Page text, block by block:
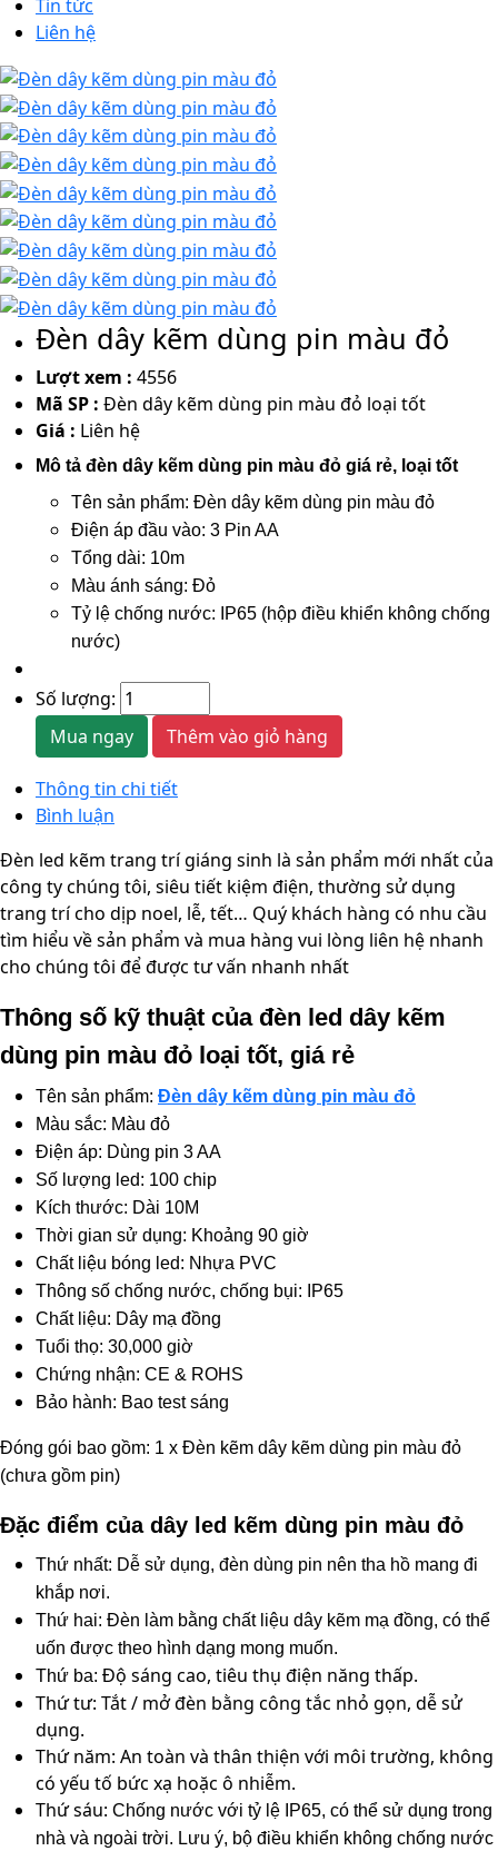
Tin tức
Liên hệ
Đèn dây kẽm dùng pin màu đỏ
Lượt xem : 4556
Mã SP : Đèn dây kẽm dùng pin màu đỏ loại tốt
Giá : Liên hệ
Mô tả đèn dây kẽm dùng pin màu đỏ giá rẻ, loại tốt
Tên sản phẩm: Đèn dây kẽm dùng pin màu đỏ
Điện áp đầu vào: 3 Pin AA
Tổng dài: 10m
Màu ánh sáng: Đỏ
Tỷ lệ chống nước: IP65 (hộp điều khiển không chống
nước)
Số lượng:
Mua ngay
Thêm vào giỏ hàng
Thông tin chi tiết
Bình luận
Đèn led kẽm trang trí giáng sinh là sản phẩm mới nhất của
công ty chúng tôi, siêu tiết kiệm điện, thường sử dụng
trang trí cho dịp noel, lễ, tết… Quý khách hàng có nhu cầu
tìm hiểu về sản phẩm và mua hàng vui lòng liên hệ nhanh
cho chúng tôi để được tư vấn nhanh nhất
Thông số kỹ thuật của đèn led dây kẽm
dùng pin màu đỏ loại tốt, giá rẻ
Tên sản phẩm: Đèn dây kẽm dùng pin màu đỏ
Màu sắc: Màu đỏ
Điện áp: Dùng pin 3 AA
Số lượng led: 100 chip
Kích thước: Dài 10M
Thời gian sử dụng: Khoảng 90 giờ
Chất liệu bóng led: Nhựa PVC
Thông số chống nước, chống bụi: IP65
Chất liệu: Dây mạ đồng
Tuổi thọ: 30,000 giờ
Chứng nhận: CE & ROHS
Bảo hành: Bao test sáng
Đóng gói bao gồm: 1 x Đèn kẽm dây kẽm dùng pin màu đỏ
(chưa gồm pin)
Đặc điểm của dây led kẽm dùng pin màu đỏ
Thứ nhất: Dễ sử dụng, đèn dùng pin nên tha hồ mang đi
khắp nơi.
Thứ hai: Đèn làm bằng chất liệu dây kẽm mạ đồng, có thể
uốn được theo hình dạng mong muốn.
Thứ ba: Độ sáng cao, tiêu thụ điện năng thấp.
Thứ tư: Tắt / mở đèn bằng công tắc nhỏ gọn, dễ sử
dụng.
Thứ năm: An toàn và thân thiện với môi trường, không
có yếu tố bức xạ hoặc ô nhiễm.
Thứ sáu: Chống nước với tỷ lệ IP65, có thể sử dụng trong
nhà và ngoài trời. Lưu ý, bộ điều khiển không chống nước